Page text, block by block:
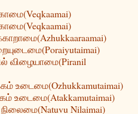
விழையாமை(Piranil
உடைமை(Ozhukkamutaimai)
உடைமை(Atakkamutaimai)
நிலைமை(Natuvu Nilaimai)